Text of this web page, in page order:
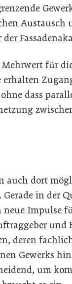
Austausch
für
erhalten
dass
auch dort
in der
Impulse
und
deren
Gewerks
um